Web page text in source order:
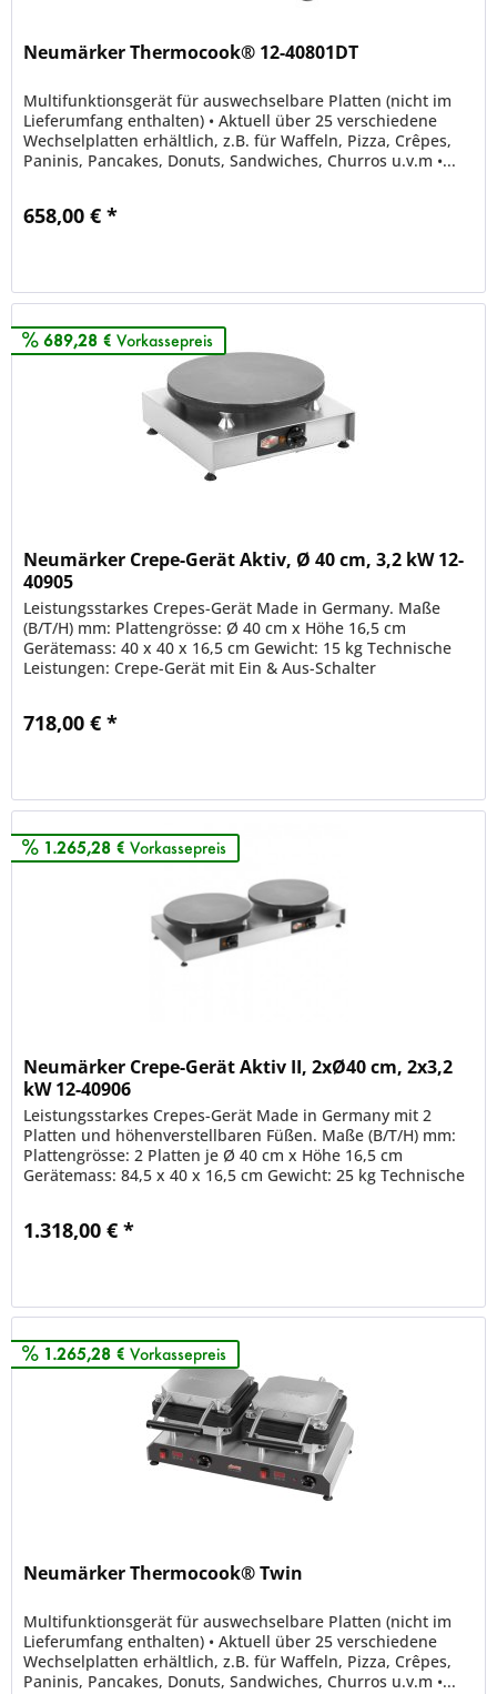
Neumärker Thermocook® 12-40801DT
Multifunktionsgerät für auswechselbare Platten (nicht im
Lieferumfang enthalten) • Aktuell über 25 verschiedene
Wechselplatten erhältlich, z.B. für Waffeln, Pizza, Crêpes,
Paninis, Pancakes, Donuts, Sandwiches, Churros u.v.m •...
658,00 € *
689,28 € Vorkassepreis
Neumärker Crepe-Gerät Aktiv, Ø 40 cm, 3,2 kW 12-
40905
Leistungsstarkes Crepes-Gerät Made in Germany. Maße
(B/T/H) mm: Plattengrösse: Ø 40 cm x Höhe 16,5 cm
Gerätemass: 40 x 40 x 16,5 cm Gewicht: 15 kg Technische
Leistungen: Crepe-Gerät mit Ein & Aus-Schalter
718,00 € *
1.265,28 € Vorkassepreis
Neumärker Crepe-Gerät Aktiv II, 2xØ40 cm, 2x3,2
kW 12-40906
Leistungsstarkes Crepes-Gerät Made in Germany mit 2
Platten und höhenverstellbaren Füßen. Maße (B/T/H) mm:
Plattengrösse: 2 Platten je Ø 40 cm x Höhe 16,5 cm
Gerätemass: 84,5 x 40 x 16,5 cm Gewicht: 25 kg Technische
1.318,00 € *
1.265,28 € Vorkassepreis
Neumärker Thermocook® Twin
Multifunktionsgerät für auswechselbare Platten (nicht im
Lieferumfang enthalten) • Aktuell über 25 verschiedene
Wechselplatten erhältlich, z.B. für Waffeln, Pizza, Crêpes,
Paninis, Pancakes, Donuts, Sandwiches, Churros u.v.m •...